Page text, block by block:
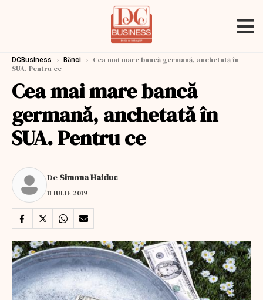
DCBusiness › Bănci › Cea mai mare bancă germană, anchetată în
SUA. Pentru ce
Cea mai mare bancă
germană, anchetată în
SUA. Pentru ce
De Simona Haiduc
11 IULIE 2019